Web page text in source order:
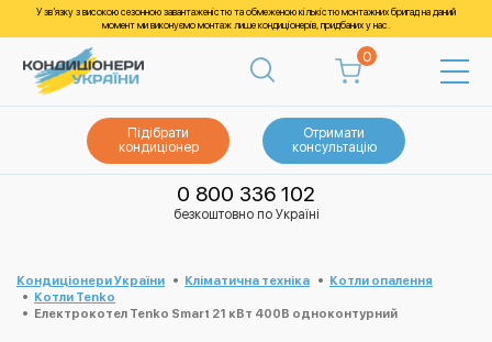
У зв’язку з високою сезонною завантаженістю та обмеженою кількістю монтажних бригад на даний
момент ми виконуємо монтаж лише кондиціонерів, придбаних у нас.
0
Підібрати
кондиціонер
Отримати
консультацію
0 800 336 102
безкоштовно по Україні
Кондиціонери України Кліматична техніка
Котли опалення
Котли Tenko
Електрокотел Tenko Smart 21 кВт 400В одноконтурний